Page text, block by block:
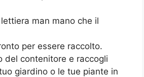
man mano che il
per essere raccolto.
del contenitore e raccogli
giardino o le tue piante in